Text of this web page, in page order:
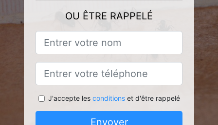
OU ÊTRE RAPPELÉ
J'accepte les conditionset d'être rappelé
Envoyer